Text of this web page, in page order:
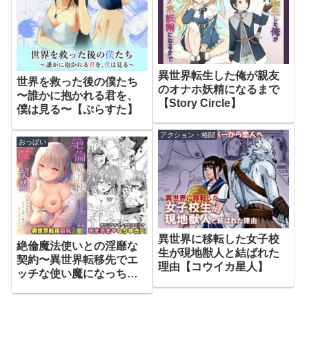
世界を救った後の僕たち
〜誰かに抱かれる君を、
僕は見る〜【ぷらすた】
異世界転生した俺が親友
のオナホ妖精になるまで
【Story Circle】
アクション・格闘
異世界に移転した女子校
生が現地獣人と結ばれた
理由【コウイカ星人】
おっぱい
絶倫魔法使いとの淫靡な
契約〜異世界転移先でエ
ッチな使い魔になっちゃ